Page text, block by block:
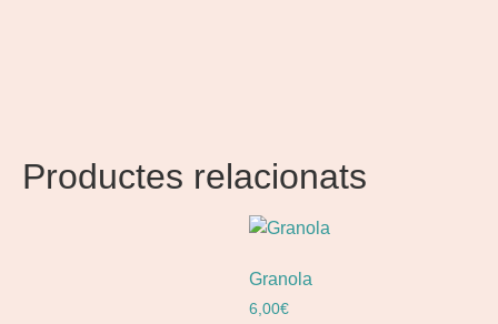
Productes relacionats
Granola
6,00€